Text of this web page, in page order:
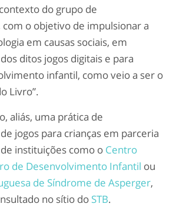
do grupo de
com o objetivo de impulsionar a
em causas sociais, em
ditos jogos digitais e para
infantil, como veio a ser o
Livro”.
aliás, uma prática de
jogos para crianças em parceria
instituições como o Centro
de Desenvolvimento Infantil ou
de Síndrome de Asperger,
no sítio do STB.